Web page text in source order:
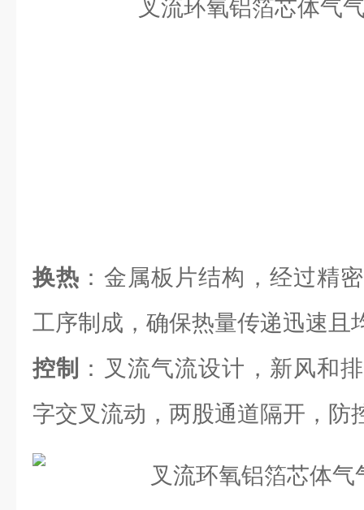
换热 ：金属板片结构，经过精
工序制成，确保热量传递迅速且
控制
：叉流气流设计，新风和
字交叉流动，两股通道隔开，防